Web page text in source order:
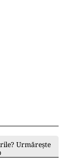
Urmărește